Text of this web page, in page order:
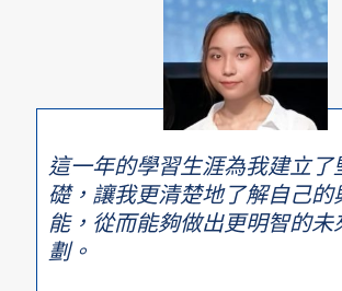
這一年的學習生涯為我建立了
礎，讓我更清楚地了解自己的
能，從而能夠做出更明智的未
劃。